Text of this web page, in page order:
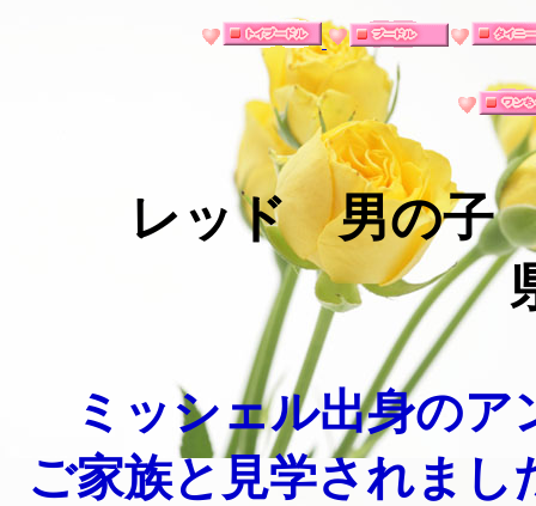
レッド 男の子
ミッシェル出身の
ご家族と見学されま